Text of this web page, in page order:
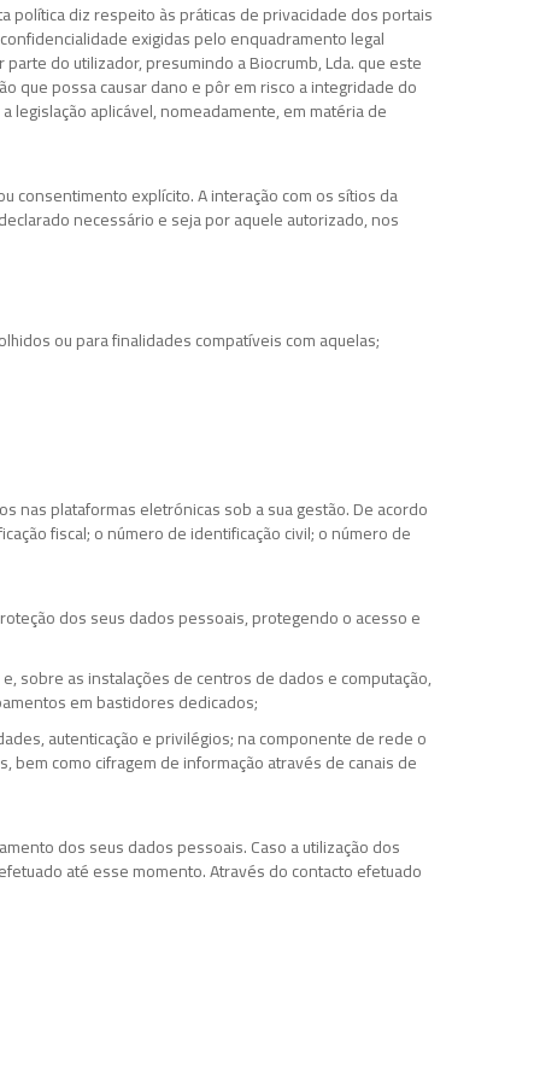
política diz respeito às práticas de privacidade dos portais
exigidas pelo enquadramento legal
do utilizador, presumindo a Biocrumb, Lda. que este
que possa causar dano e pôr em risco a integridade do
aplicável, nomeadamente, em matéria de
consentimento explícito. A interação com os sítios da
necessário e seja por aquele autorizado, nos
ou para finalidades compatíveis com aquelas;
nas plataformas eletrónicas sob a sua gestão. De acordo
fiscal; o número de identificação civil; o número de
dos seus dados pessoais, protegendo o acesso e
sobre as instalações de centros de dados e computação,
em bastidores dedicados;
autenticação e privilégios; na componente de rede o
como cifragem de informação através de canais de
dos seus dados pessoais. Caso a utilização dos
até esse momento. Através do contacto efetuado